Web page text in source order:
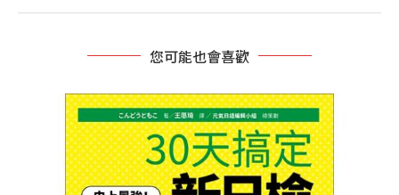
您可能也會喜歡